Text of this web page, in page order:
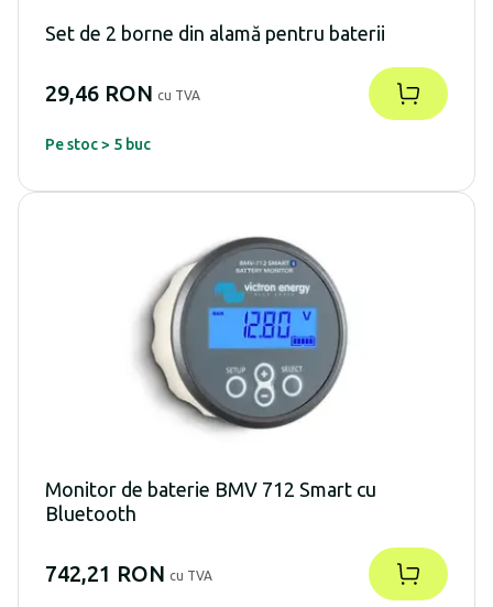
Set de 2 borne din alamă pentru baterii
29,46 RON cu TVA
Pe stoc > 5 buc
Monitor de baterie BMV 712 Smart cu
Bluetooth
742,21 RON cu TVA